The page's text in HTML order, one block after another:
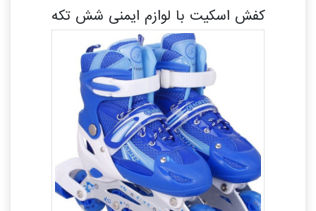
کفش اسکیت با لوازم ایمنی شش تکه